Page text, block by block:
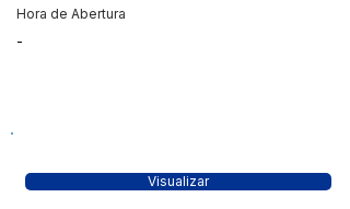
Hora de Abertura
-
Visualizar